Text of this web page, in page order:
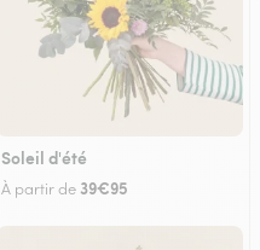
Soleil d'été
À partir de 39€95